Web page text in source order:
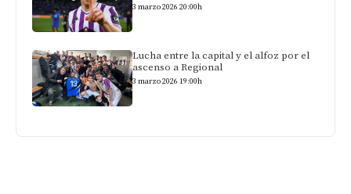
3 marzo 2026 20:00h
Lucha entre la capital y el alfoz por el
ascenso a Regional
3 marzo 2026 19:00h